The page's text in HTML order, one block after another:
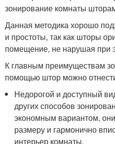
зонирование комнаты
Данная методика хорошо
и простоты, так как шторы
помещение, не нарушая при
К главным преимуществам
помощью штор можно
Недорогой и доступный
других способов
экономным вариантом,
размеру и гармонично
интерьер комнаты.